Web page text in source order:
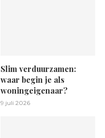
Slim verduurzamen:
waar begin je als
woningeigenaar?
9 juli 2026